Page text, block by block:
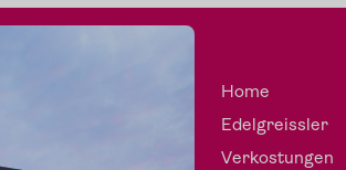
Home
Edelgreissler
Verkostungen